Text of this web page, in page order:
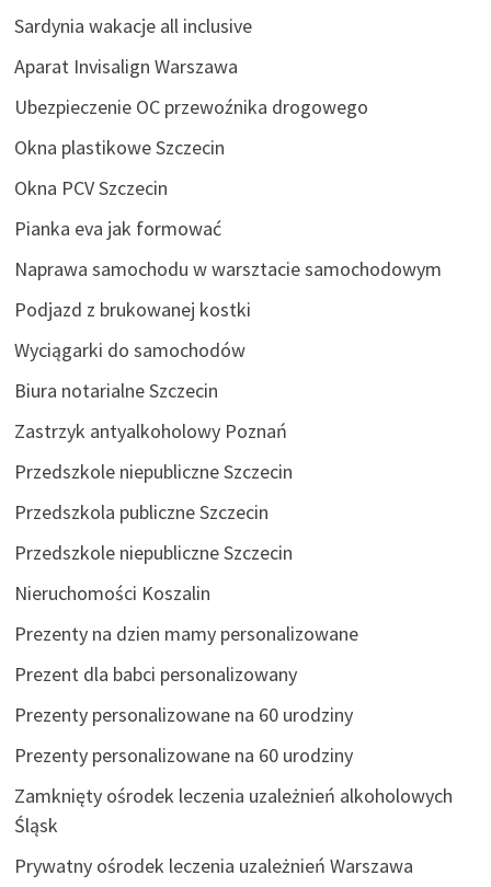
Sardynia wakacje all inclusive
Aparat Invisalign Warszawa
Ubezpieczenie OC przewoźnika drogowego
Okna plastikowe Szczecin
Okna PCV Szczecin
Pianka eva jak formować
Naprawa samochodu w warsztacie samochodowym
Podjazd z brukowanej kostki
Wyciągarki do samochodów
Biura notarialne Szczecin
Zastrzyk antyalkoholowy Poznań
Przedszkole niepubliczne Szczecin
Przedszkola publiczne Szczecin
Przedszkole niepubliczne Szczecin
Nieruchomości Koszalin
Prezenty na dzien mamy personalizowane
Prezent dla babci personalizowany
Prezenty personalizowane na 60 urodziny
Prezenty personalizowane na 60 urodziny
Zamknięty ośrodek leczenia uzależnień alkoholowych
Śląsk
Prywatny ośrodek leczenia uzależnień Warszawa